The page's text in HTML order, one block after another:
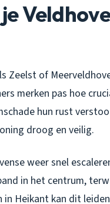
Zeelst of
merken pas hoe
hun rust
droog en veilig.
weer snel
in het centrum,
in Heikant kan dit